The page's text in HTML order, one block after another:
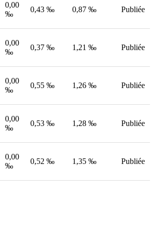
0,00
‰
0,43 ‰ 0,87 ‰ Publiée
0,00
‰
0,37 ‰ 1,21 ‰ Publiée
0,00
‰
0,55 ‰ 1,26 ‰ Publiée
0,00
‰
0,53 ‰ 1,28 ‰ Publiée
0,00
‰
0,52 ‰ 1,35 ‰ Publiée